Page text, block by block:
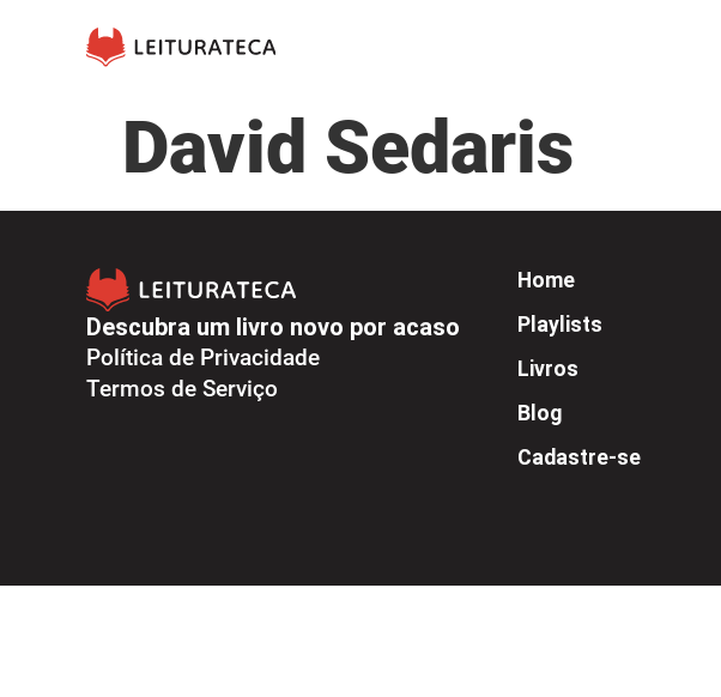
David Sedaris
Descubra um livro novo por acaso
Política de Privacidade
Termos de Serviço
Home
Playlists
Livros
Blog
Cadastre-se